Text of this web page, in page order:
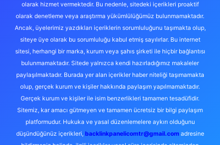
olarak hizmet vermektedir. Bu nedenle, sitedeki içerikleri proaktif
olarak denetleme veya araştırma yükümlülüğümüz bulunmamaktadır.
Ancak, üyelerimiz yazdıkları içeriklerin sorumluluğunu taşımakta olup,
siteye üye olarak bu sorumluluğu kabul etmiş sayılırlar. Bu internet
sitesi, herhangi bir marka, kurum veya şahıs şirketi ile hiçbir bağlantısı
bulunmamaktadır. Sitede yalnızca kendi hazırladığımız makaleler
paylaşılmaktadır. Burada yer alan içerikler haber niteliği taşımamakta
olup, gerçek kurum ve kişiler hakkında paylaşım yapılmamaktadır.
Gerçek kurum ve kişiler ile isim benzerlikleri tamamen tesadüfidir.
Sitemiz, kar amacı gütmeyen ve tamamen ücretsiz bir bilgi paylaşım
platformudur. Hukuka ve yasal düzenlemelere aykırı olduğunu
düşündüğünüz içerikleri, backlinkpanelicomtr@gmail.comadresine